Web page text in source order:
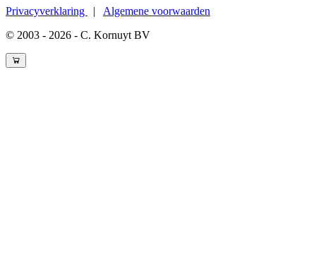
Privacyverklaring | Algemene voorwaarden
© 2003 - 2026 - C. Kornuyt BV